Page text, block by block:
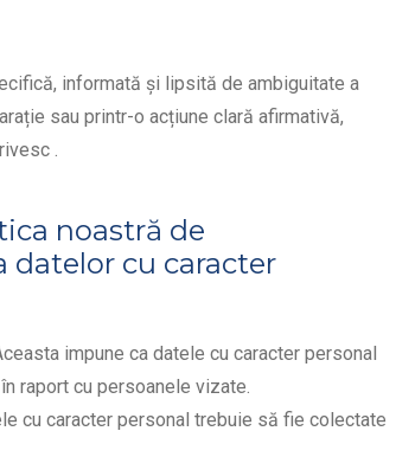
informată și lipsită de ambiguitate a
sau printr-o acțiune clară afirmativă,
.
noastră de
datelor cu caracter
impune ca datele cu caracter personal
raport cu persoanele vizate.
cu caracter personal trebuie să fie colectate